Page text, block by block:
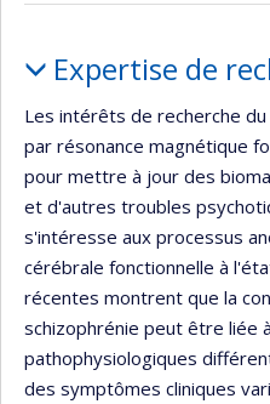
Expertise de
Les intérêts de recherche
par résonance magnétique
pour mettre à jour des
et d'autres troubles
s'intéresse aux processus
cérébrale fonctionnelle à
récentes montrent que la
schizophrénie peut être liée
pathophysiologiques
des symptômes cliniques